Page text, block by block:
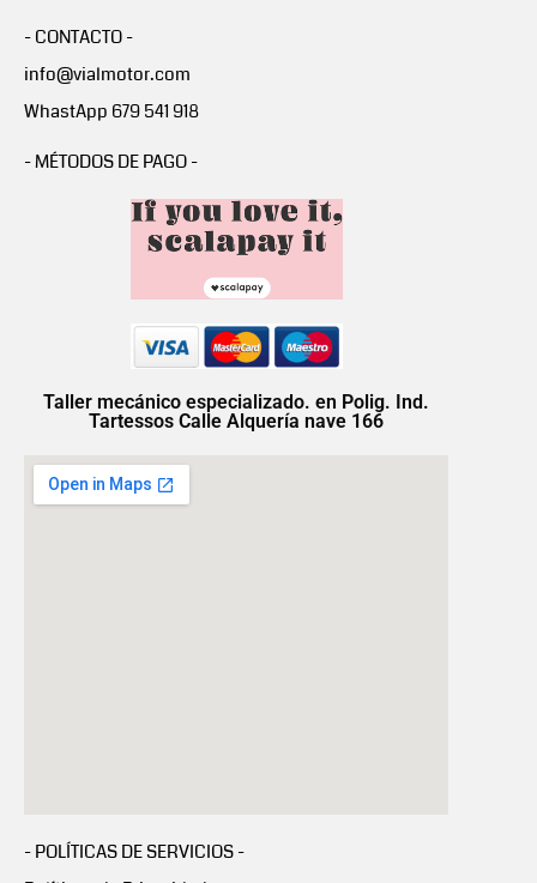
- CONTACTO -
info@vialmotor.com
WhastApp 679 541 918
- MÉTODOS DE PAGO -
Taller mecánico especializado. en Polig. Ind.
Tartessos Calle Alquería nave 166
- POLÍTICAS DE SERVICIOS -